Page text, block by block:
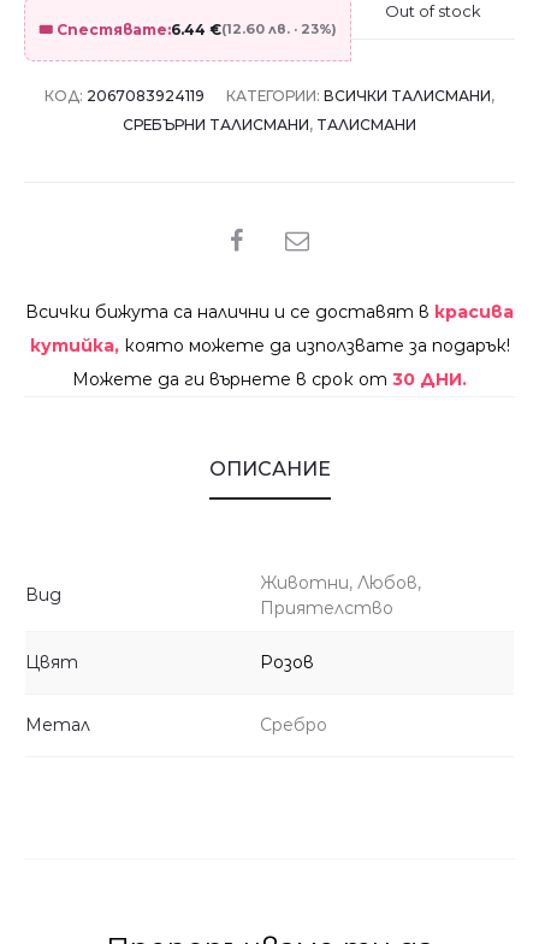
🎟️ Спестявате:6.44 €(12.60 лв. · 23%)
Out of stock
КОД: 2067083924119 КАТЕГОРИИ: ВСИЧКИ ТАЛИСМАНИ,
СРЕБЪРНИ ТАЛИСМАНИ, ТАЛИСМАНИ
SHARE
Всички бижута са налични и се доставят в красива
кутийка, която можете да използвате за подарък!
Можете да ги върнете в срок от 30 ДНИ.
ОПИСАНИЕ
Вид
Животни, Любов,
Приятелство
Цвят Розов
Метал Сребро